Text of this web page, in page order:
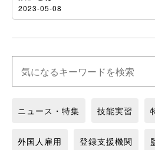
2023-05-08
ニュース・特集 技能実習
外国人雇用 登録支援機関